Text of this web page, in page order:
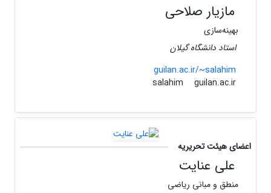
مازیار صلاحی
بهینه‌سازی
استاد دانشگاه گیلان
guilan.ac.ir/~salahim
salahim
guilan.ac.ir
اعضای هیئت تحریریه
علی عنایت
منطق و مبانی ریاضی